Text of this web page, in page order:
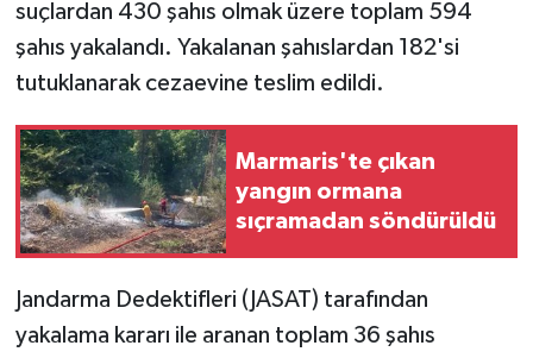
suçlardan 430 şahıs olmak üzere toplam 594
şahıs yakalandı. Yakalanan şahıslardan 182'si
tutuklanarak cezaevine teslim edildi.
Marmaris'te çıkan
yangın ormana
sıçramadan söndürüldü
Jandarma Dedektifleri (JASAT) tarafından
yakalama kararı ile aranan toplam 36 şahıs